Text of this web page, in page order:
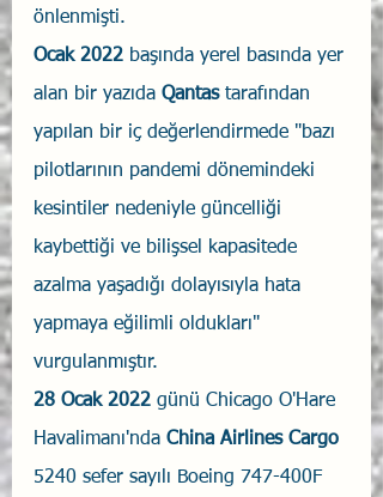
önlenmişti.
Ocak 2022 başında yerel basında yer
alan bir yazıda Qantas tarafından
yapılan bir iç değerlendirmede "bazı
pilotlarının pandemi dönemindeki
kesintiler nedeniyle güncelliği
kaybettiği ve bilişsel kapasitede
azalma yaşadığı dolayısıyla hata
yapmaya eğilimli oldukları"
vurgulanmıştır.
28 Ocak 2022 günü Chicago O'Hare
Havalimanı'nda China Airlines Cargo
5240 sefer sayılı Boeing 747-400F